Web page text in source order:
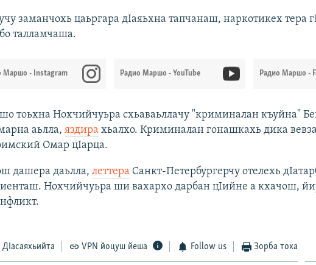
заманчохь цаьргара дIаяьхна тапчанаш, наркотикех тера
талламчаша.
Маршо - Instagram Радио Маршо - YouTube Радио Маршо -
шо тоьхна Нохчийчуьра схьаваьллачу "криминалан къуйна"
аьлла, яздира хьалхо. Криминалан гонашкахь дика
Омар цIарца.
дашера даьлла, леттера Санкт-Петербургерчу отелехь
Нохчийчуьра ши вахархо дарбан цIийне а кхачош,
ДIасаяхьийта VPN йоцуш йеша Follow us Зорба тоха